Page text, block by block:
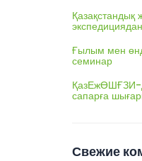
Қазақстандық
Ғылым мен
семинар
ҚазЕжӨШҒЗИ-
сапарға
Свежие